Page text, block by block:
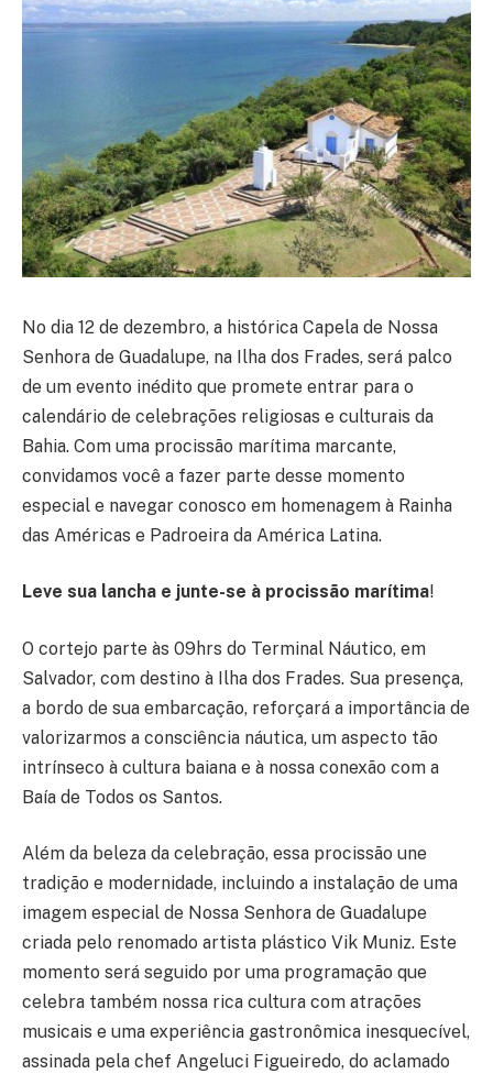
No dia 12 de dezembro, a histórica Capela de Nossa
Senhora de Guadalupe, na Ilha dos Frades, será palco
de um evento inédito que promete entrar para o
calendário de celebrações religiosas e culturais da
Bahia. Com uma procissão marítima marcante,
convidamos você a fazer parte desse momento
especial e navegar conosco em homenagem à Rainha
das Américas e Padroeira da América Latina.
Leve sua lancha e junte-se à procissão marítima!
O cortejo parte às 09hrs do Terminal Náutico, em
Salvador, com destino à Ilha dos Frades. Sua presença,
a bordo de sua embarcação, reforçará a importância de
valorizarmos a consciência náutica, um aspecto tão
intrínseco à cultura baiana e à nossa conexão com a
Baía de Todos os Santos.
Além da beleza da celebração, essa procissão une
tradição e modernidade, incluindo a instalação de uma
imagem especial de Nossa Senhora de Guadalupe
criada pelo renomado artista plástico Vik Muniz. Este
momento será seguido por uma programação que
celebra também nossa rica cultura com atrações
musicais e uma experiência gastronômica inesquecível,
assinada pela chef Angeluci Figueiredo, do aclamado